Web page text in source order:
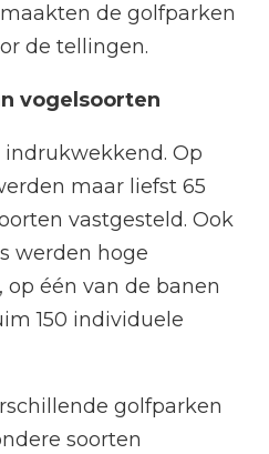
de golfparken
de tellingen.
vogelsoorten
Op
maar liefst 65
vastgesteld. Ook
werden hoge
één van de banen
150 individuele
golfparken
soorten